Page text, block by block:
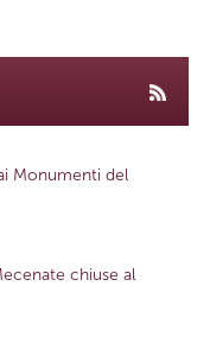
Monumenti del
chiuse al